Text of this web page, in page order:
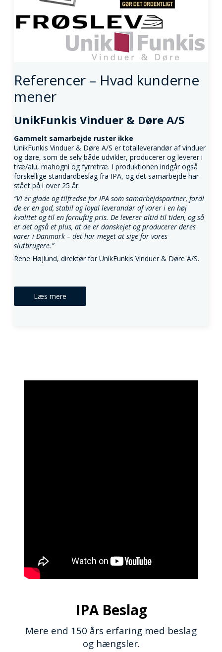
Referencer – Hvad kunderne
mener
UnikFunkis Vinduer & Døre A/S
Gammelt samarbejde ruster ikke
UnikFunkis Vinduer & Døre A/S er totalleverandør af vinduer
og døre, som de selv både udvikler, producerer og leverer i
træ/alu, mahogni og fyrretræ. I produktionen indgår også
forskellige standardbeslag fra IPA, og det samarbejde har
stået på i over 25 år.
“Vi er glade og tilfredse for IPA som samarbejdspartner, fordi
de er en god, stabil og loyal leverandør af varer i en høj
kvalitet og til en fornuftig pris. De leverer altid til tiden, og så
er det også et plus, at de er danskejet og producerer deres
varer i Danmark – det har meget at sige for vores
slutbrugere.”
Rene Højlund, direktør for UnikFunkis Vinduer & Døre A/S.
Læs mere
IPA Beslag
Mere end 150 års erfaring med beslag
og hængsler.